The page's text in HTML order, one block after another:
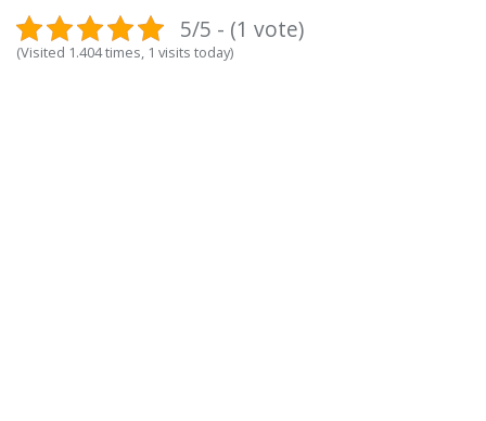
5/5 - (1 vote)
(Visited 1.404 times, 1 visits today)